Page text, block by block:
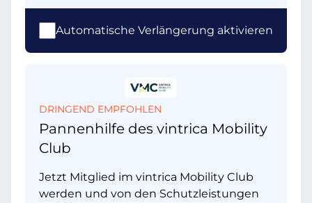
Automatische Verlängerung aktivieren
DRINGEND EMPFOHLEN
Pannenhilfe des vintrica Mobility
Club
Jetzt Mitglied im vintrica Mobility Club
werden und von den Schutzleistungen